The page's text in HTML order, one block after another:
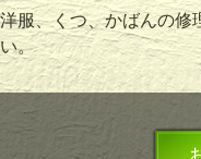
洋服、くつ、かばんの修
い。